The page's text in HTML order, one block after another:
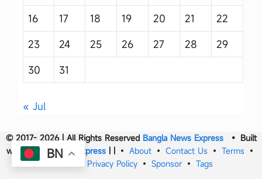
16
17 18 19 20 21
22
23
24 25 26 27 28
29
30
31
« Jul
© 2017- 2026 | All Rights Reserved Bangla News Express• Built
withBangla News Express | | • About • Contact Us • Terms •
Privacy Policy • Sponsor • Tags
BN